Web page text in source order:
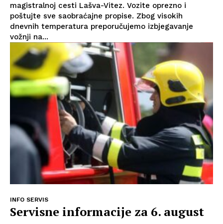
Info
O nama
Kontakt
Impressum
magistralnoj cesti Lašva-Vitez. Vozite oprezno i
poštujte sve saobraćajne propise. Zbog visokih
dnevnih temperatura preporučujemo izbjegavanje
vožnji na...
INFO SERVIS
Servisne informacije za 6. august